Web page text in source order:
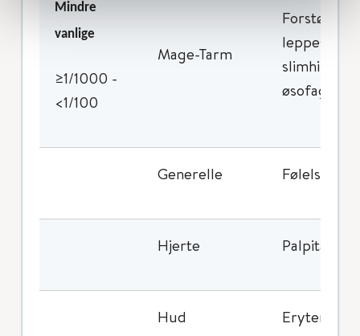
Mindre
vanlige
≥1/1000 -
<1/100
Mage-Tarm
leppesår,
Generelle Følelse av
Hjerte
Hud Erytem